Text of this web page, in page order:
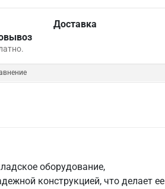
Доставка
оборудование,
конструкцией, что делает ее